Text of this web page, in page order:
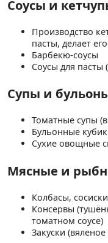
Соусы и
Производство
пасты, делает
Барбекю-соусы
Соусы для пасты
Супы и
Томатные супы
Бульонные
Сухие овощные
Мясные и
Колбасы,
Консервы
томатном соусе)
Закуски